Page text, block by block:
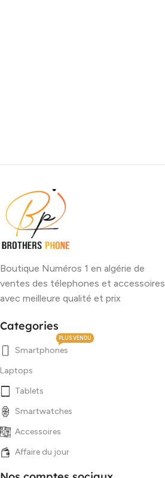
Boutique Numéros 1 en algérie de
ventes des télephones et accessoires
avec meilleure qualité et prix
Categories
Smartphones
PLUS VENDU
Laptops
Tablets
Smartwatches
Accessoires
Affaire du jour